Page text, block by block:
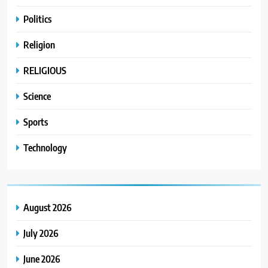
Politics
Religion
RELIGIOUS
Science
Sports
Technology
August 2026
July 2026
June 2026